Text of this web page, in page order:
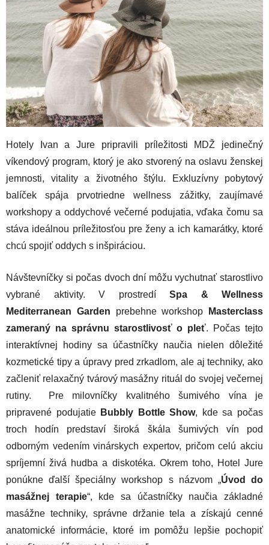
Hotely Ivan a Jure pripravili príležitosti MDŽ jedinečný
víkendový program, ktorý je ako stvorený na oslavu ženskej
jemnosti, vitality a životného štýlu. Exkluzívny pobytový
balíček spája prvotriedne wellness zážitky, zaujímavé
workshopy a oddychové večerné podujatia, vďaka čomu sa
stáva ideálnou príležitosťou pre ženy a ich kamarátky, ktoré
chcú spojiť oddych s inšpiráciou.
Návštevníčky si počas dvoch dní môžu vychutnať starostlivo
vybrané aktivity. V prostredí Spa & Wellness
Mediterranean Garden prebehne workshop
Masterclass
zameraný na správnu starostlivosť o pleť. Počas tejto
interaktívnej hodiny sa účastníčky naučia nielen dôležité
kozmetické tipy a úpravy pred zrkadlom, ale aj techniky, ako
začleniť relaxačný tvárový masážny rituál do svojej večernej
rutiny. Pre milovníčky kvalitného šumivého vína je
pripravené podujatie Bubbly Bottle Show, kde sa počas
troch hodín predstaví široká škála šumivých vín pod
odborným vedením vinárskych expertov, pričom celú akciu
spríjemní živá hudba a diskotéka. Okrem toho, Hotel Jure
ponúkne ďalší špeciálny workshop s názvom „Úvod do
masážnej terapie“, kde sa účastníčky naučia základné
masážne techniky, správne držanie tela a získajú cenné
anatomické informácie, ktoré im pomôžu lepšie pochopiť